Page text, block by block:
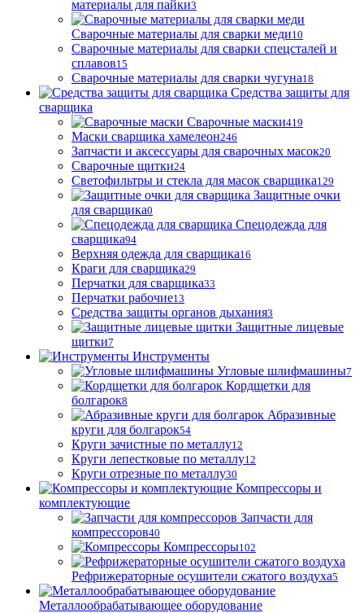
материалы для пайки3
Сварочные материалы для сварки меди10
Сварочные материалы для сварки спецсталей и
сплавов15
Сварочные материалы для сварки чугуна18
Средства защиты для
сварщика
Сварочные маски419
Маски сварщика хамелеон246
Запчасти и аксессуары для сварочных масок20
Сварочные щитки24
Светофильтры и стекла для масок сварщика129
Защитные очки
для сварщика0
Спецодежда для
сварщика94
Верхняя одежда для сварщика16
Краги для сварщика29
Перчатки для сварщика33
Перчатки рабочие13
Средства защиты органов дыхания3
Защитные лицевые
щитки7
Инструменты
Угловые шлифмашины7
Кордщетки для
болгарок8
Абразивные
круги для болгарок54
Круги зачистные по металлу12
Круги лепестковые по металлу12
Круги отрезные по металлу30
Компрессоры и
комплектующие
Запчасти для
компрессоров40
Компрессоры102
Рефрижераторные осушители сжатого воздуха5
Металлообрабатывающее оборудование